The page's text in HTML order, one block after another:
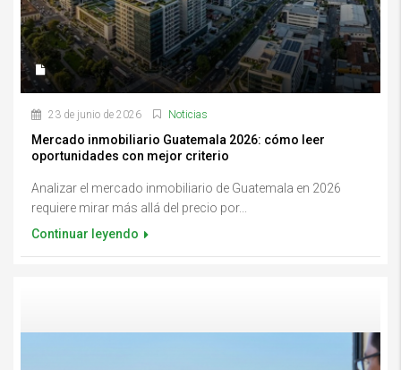
23 de junio de 2026 Noticias
Mercado inmobiliario Guatemala 2026: cómo leer
oportunidades con mejor criterio
Analizar el mercado inmobiliario de Guatemala en 2026
requiere mirar más allá del precio por...
Continuar leyendo